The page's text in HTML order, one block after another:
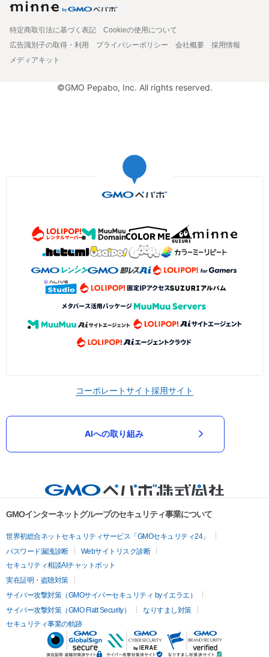
特定商取引法に基づく表記
Cookieの使用について
広告識別子の取得・利用
プライバシーポリシー 会社概要
採用情報
メディアキット
©GMO Pepabo, Inc. All rights reserved.
コーポレートサイト採用サイト
AIへの取り組み
GMOインターネットグループのセキュリティ事業について
世界初総合ネットセキュリティサービス「GMOセキュリティ24」
パスワード漏洩診断
Webサイトリスク診断
セキュリティ相談AIチャットボット
実在証明・盗聴対策
サイバー攻撃対策（GMOサイバーセキュリティ byイエラエ）
サイバー攻撃対策（GMO Flatt Security）
なりすまし対策
セキュリティ事業の軌跡